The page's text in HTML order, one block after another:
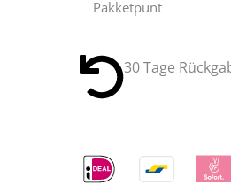
Pakketpunt
30 Tage